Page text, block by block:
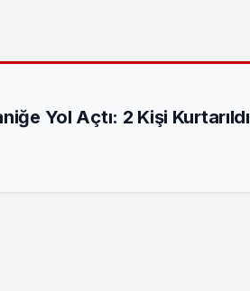
Yol Açtı: 2 Kişi Kurtarıldı